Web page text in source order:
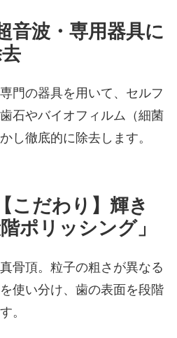
音波・専用器具に
門の器具を用いて、セルフ
石やバイオフィルム（細菌
し徹底的に除去します。
こだわり】輝き
ポリッシング」
骨頂。 粒子の粗さが異なる
使い分け、歯の表面を段階
。